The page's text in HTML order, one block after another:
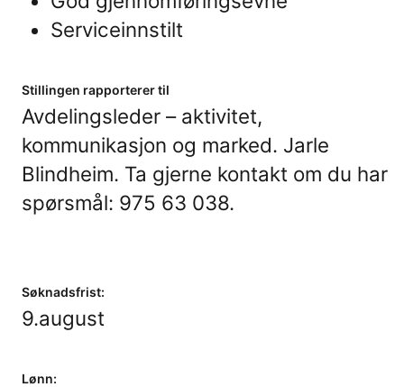
Serviceinnstilt
Stillingen rapporterer til
Avdelingsleder – aktivitet,
kommunikasjon og marked. Jarle
Blindheim. Ta gjerne kontakt om du har
spørsmål: 975 63 038.
Søknadsfrist:
9.august
Lønn: